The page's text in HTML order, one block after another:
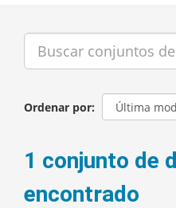
Ordenar por
1 conjunto de
encontrado